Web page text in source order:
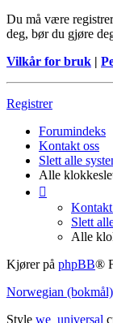
Du må være
deg, bør du gjøre
Vilkår for bruk |
Registrer
Forumindeks
Kontakt oss
Slett alle
Alle
Kontakt
Slett
Alle
Kjører på phpBB®
Norwegian
Style we_universal